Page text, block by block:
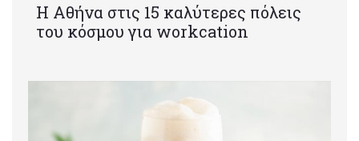
Η Αθήνα στις 15 καλύτερες πόλεις
του κόσμου για workcation